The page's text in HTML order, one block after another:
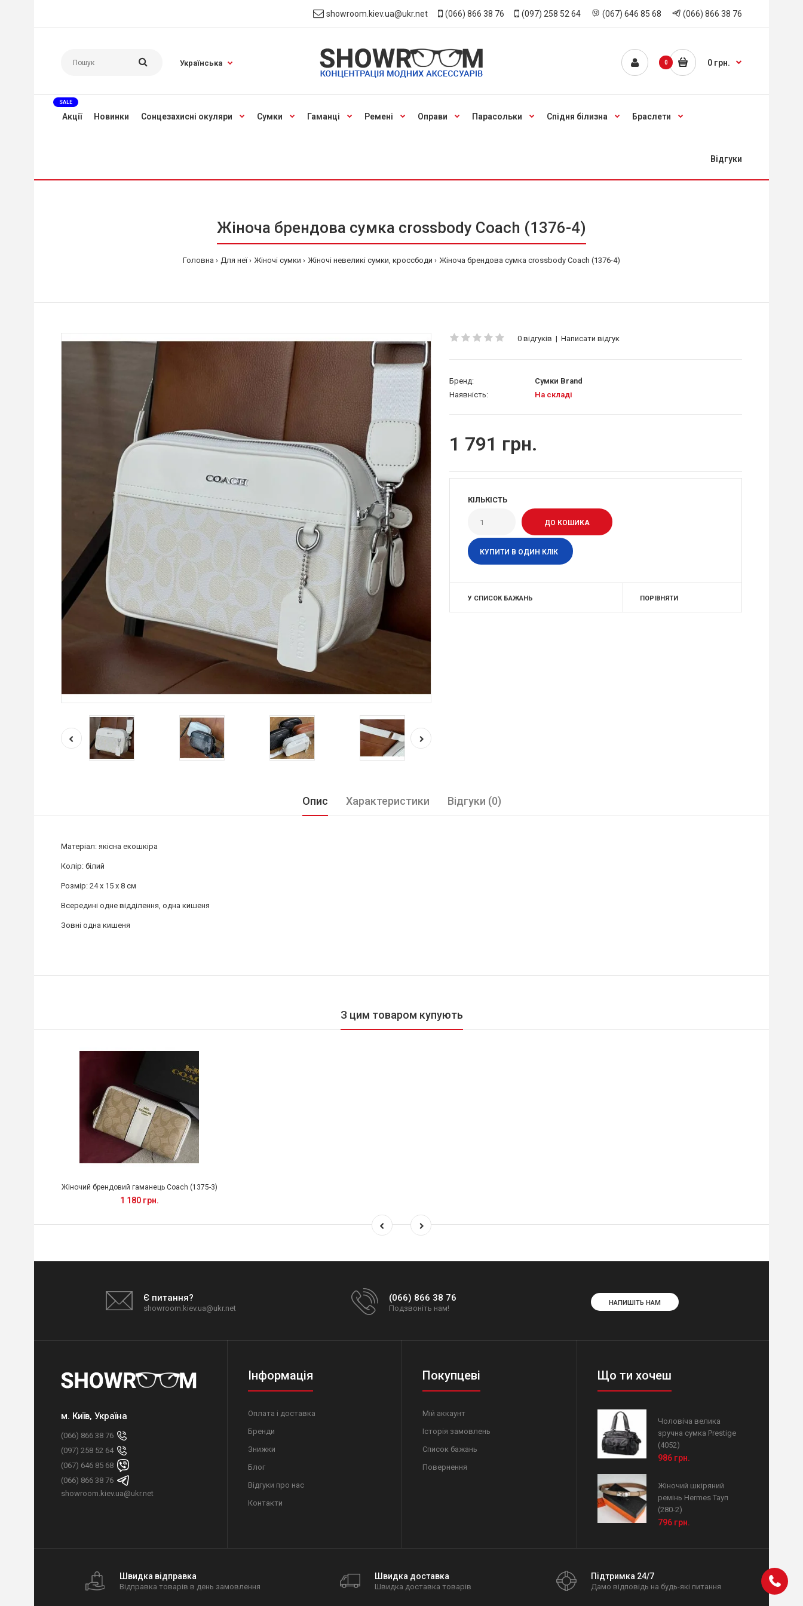
showroom.kiev.ua@ukr.net (066) 866 38 76 (097) 258 52 64 (067) 646 85 68 (066) 866 38 76
Українська 0 0 грн.
Акції
SALE
Новинки Сонцезахисні окуляри Сумки Гаманці Ремені Оправи Парасольки Спідня білизна Браслети
Відгуки
Жіноча брендова сумка crossbody Coach (1376-4)
Головна Для неї Жіночі сумки Жіночі невеликі сумки, кроссбоди Жіноча брендова сумка crossbody Coach (1376-4)
0 відгуків | Написати відгук
Бренд:
Сумки Brand
Наявність:
На складі
1 791 грн.
КІЛЬКІСТЬ
КУПИТИ В ОДИН КЛІК
У СПИСОК БАЖАНЬ ПОРІВНЯТИ
Опис Характеристики Відгуки (0)
Матеріал: якісна екошкіра
Колір: білий
Розмір: 24 x 15 x 8 см
Всередині одне відділення, одна кишеня
Зовні одна кишеня
З цим товаром купують
Жіночий брендовий гаманець Coach (1375-3)
1 180 грн.
Є питання?
showroom.kiev.ua@ukr.net
(066) 866 38 76
Подзвоніть нам!
НАПИШІТЬ НАМ
м. Київ, Україна
(066) 866 38 76
(097) 258 52 64
(067) 646 85 68
(066) 866 38 76
showroom.kiev.ua@ukr.net
Інформація
Оплата і доставка
Бренди
Знижки
Блог
Відгуки про нас
Контакти
Покупцеві
Мій аккаунт
Історія замовлень
Список бажань
Повернення
Що ти хочеш
Чоловіча велика
зручна сумка Prestige
(4052)
986 грн.
Жіночий шкіряний
ремінь Hermes Тауп
(280-2)
796 грн.
Швидка відправка
Відправка товарів в день замовлення
Швидка доставка
Швидка доставка товарів
Підтримка 24/7
Дамо відповідь на будь-які питання